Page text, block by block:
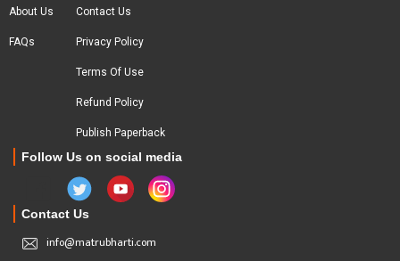
About Us
FAQs
Contact Us
Privacy Policy
Terms Of Use
Refund Policy
Publish Paperback
Follow Us on social media
Contact Us
info@matrubharti.com